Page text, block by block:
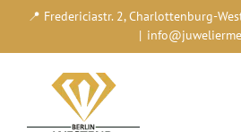
📍 Fredericiastr. 2, Charlottenburg-
|